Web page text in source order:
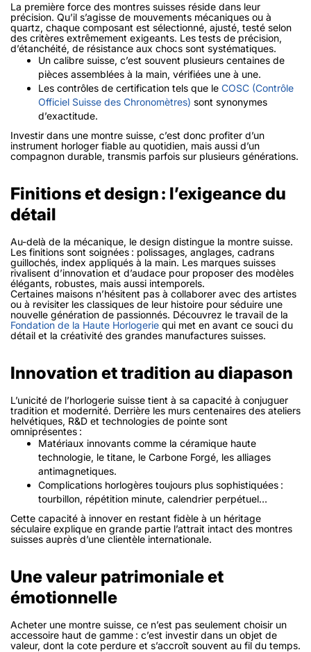
La première force des montres suisses réside dans leur
précision. Qu’il s’agisse de mouvements mécaniques ou à
quartz, chaque composant est sélectionné, ajusté, testé selon
des critères extrêmement exigeants. Les tests de précision,
d’étanchéité, de résistance aux chocs sont systématiques.
Un calibre suisse, c’est souvent plusieurs centaines de
pièces assemblées à la main, vérifiées une à une.
Les contrôles de certification tels que le COSC (Contrôle
Officiel Suisse des Chronomètres) sont synonymes
d’exactitude.
Investir dans une montre suisse, c’est donc profiter d’un
instrument horloger fiable au quotidien, mais aussi d’un
compagnon durable, transmis parfois sur plusieurs générations.
Finitions et design : l’exigeance du
détail
Au-delà de la mécanique, le design distingue la montre suisse.
Les finitions sont soignées : polissages, anglages, cadrans
guillochés, index appliqués à la main. Les marques suisses
rivalisent d’innovation et d’audace pour proposer des modèles
élégants, robustes, mais aussi intemporels.
Certaines maisons n’hésitent pas à collaborer avec des artistes
ou à revisiter les classiques de leur histoire pour séduire une
nouvelle génération de passionnés. Découvrez le travail de la
Fondation de la Haute Horlogerie qui met en avant ce souci du
détail et la créativité des grandes manufactures suisses.
Innovation et tradition au diapason
L’unicité de l’horlogerie suisse tient à sa capacité à conjuguer
tradition et modernité. Derrière les murs centenaires des ateliers
helvétiques, R&D et technologies de pointe sont
omniprésentes :
Matériaux innovants comme la céramique haute
technologie, le titane, le Carbone Forgé, les alliages
antimagnetiques.
Complications horlogères toujours plus sophistiquées :
tourbillon, répétition minute, calendrier perpétuel…
Cette capacité à innover en restant fidèle à un héritage
séculaire explique en grande partie l’attrait intact des montres
suisses auprès d’une clientèle internationale.
Une valeur patrimoniale et
émotionnelle
Acheter une montre suisse, ce n’est pas seulement choisir un
accessoire haut de gamme : c’est investir dans un objet de
valeur, dont la cote perdure et s’accroît souvent au fil du temps.